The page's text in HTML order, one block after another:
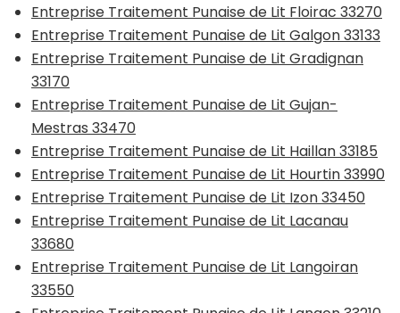
Entreprise Traitement Punaise de Lit Floirac 33270
Entreprise Traitement Punaise de Lit Galgon 33133
Entreprise Traitement Punaise de Lit Gradignan
33170
Entreprise Traitement Punaise de Lit Gujan-
Mestras 33470
Entreprise Traitement Punaise de Lit Haillan 33185
Entreprise Traitement Punaise de Lit Hourtin 33990
Entreprise Traitement Punaise de Lit Izon 33450
Entreprise Traitement Punaise de Lit Lacanau
33680
Entreprise Traitement Punaise de Lit Langoiran
33550